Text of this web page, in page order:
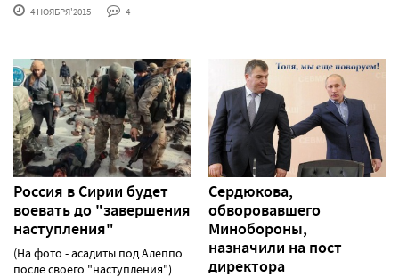
4 НОЯБРЯ'2015 4
Россия в Сирии будет
воевать до "завершения
наступления"
(На фото - асадиты под Алеппо
после своего "наступления")
Сердюкова,
обворовавшего
Минобороны,
назначили на пост
директора